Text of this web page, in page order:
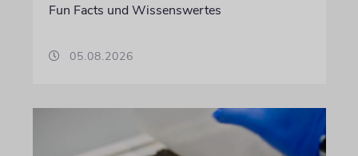
Fun Facts und Wissenswertes
05.08.2026